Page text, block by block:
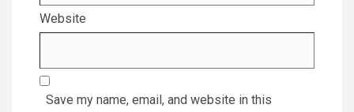
Website
Save my name, email, and website in this